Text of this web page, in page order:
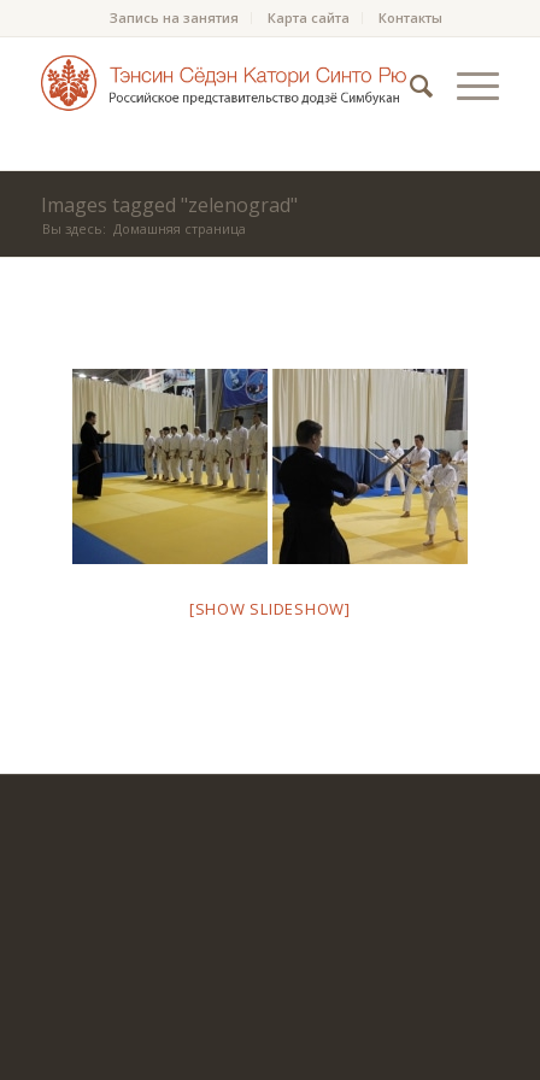
Запись на занятия Карта сайта Контакты
Images tagged "zelenograd"
Вы здесь: Домашняя страница
[SHOW SLIDESHOW]